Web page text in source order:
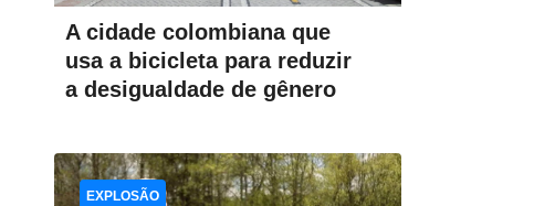
A cidade colombiana que
usa a bicicleta para reduzir
a desigualdade de gênero
EXPLOSÃO